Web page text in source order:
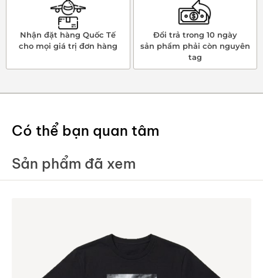
Nhận đặt hàng Quốc Tế
cho mọi giá trị đơn hàng
Đổi trả trong 10 ngày
sản phẩm phải còn nguyên
tag
Có thể bạn quan tâm
Sản phẩm đã xem